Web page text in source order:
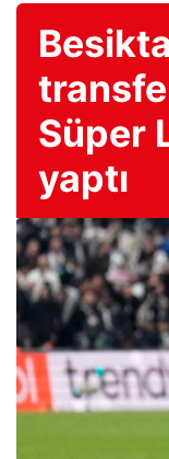
Süper
yaptı